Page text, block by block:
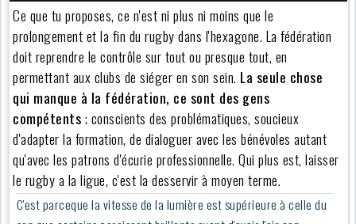
Ce que tu proposes, ce n'est ni plus ni moins que le
prolongement et la fin du rugby dans l'hexagone. La fédération
doit reprendre le contrôle sur tout ou presque tout, en
permettant aux clubs de siéger en son sein. La seule chose
qui manque à la fédération, ce sont des gens
compétents; conscients des problématiques, soucieux
d'adapter la formation, de dialoguer avec les bénévoles autant
qu'avec les patrons d'écurie professionnelle. Qui plus est, laisser
le rugby a la ligue, c'est la desservir à moyen terme.
C'est parceque la vitesse de la lumière est supérieure à celle du